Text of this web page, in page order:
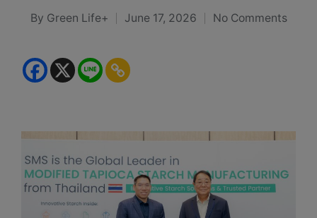
Posted
By Green Life+ June 17, 2026 No Comments